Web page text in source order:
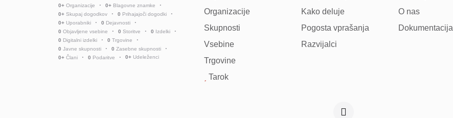
0+ Organizacije 0+ Blagovne znamke
0+ Skupaj dogodkov 0 Prihajajoči dogodki
0+ Uporabniki 0 Dejavnosti
0 Objavljene vsebine 0 Storitve 0 Izdelki
0 Digitalni izdelki 0 Trgovine
0 Javne skupnosti 0 Zasebne skupnosti
0+ Člani 0 Podaritve 0+ Udeleženci
Organizacije
Skupnosti
Vsebine
Trgovine
Tarok
Kako deluje
Pogosta vprašanja
Razvijalci
O nas
Dokumentacija